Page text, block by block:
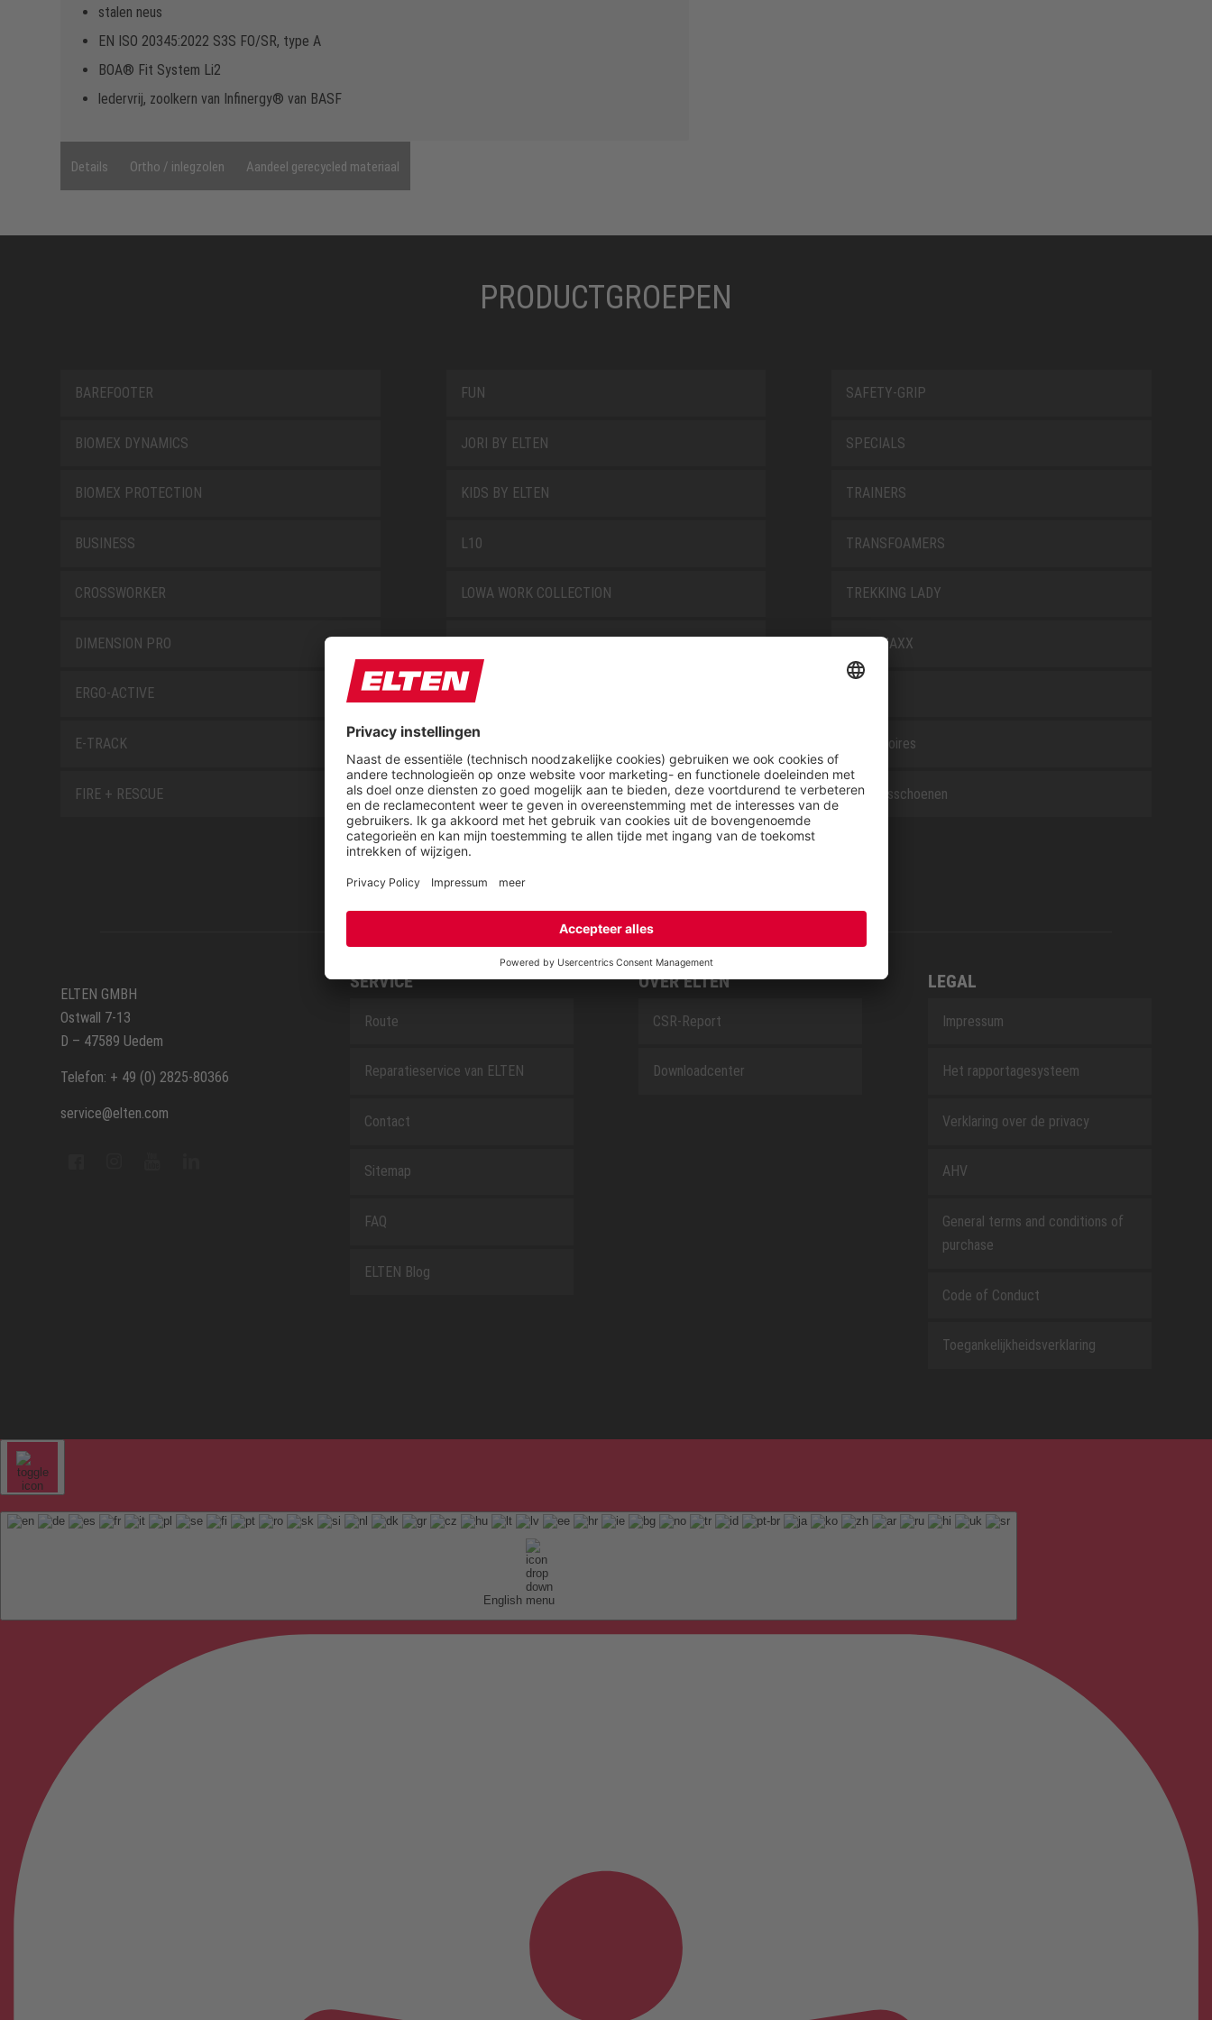
stalen neus
EN ISO 20345:2022 S3S FO/SR, type A
BOA® Fit System Li2
ledervrij, zoolkern van Infinergy® van BASF
Details Ortho / inlegzolen Aandeel gerecycled materiaal
PRODUCTGROEPEN
BAREFOOTER
BIOMEX DYNAMICS
BIOMEX PROTECTION
BUSINESS
CROSSWORKER
DIMENSION PRO
ERGO-ACTIVE
E-TRACK
FIRE + RESCUE
FUN
JORI BY ELTEN
KIDS BY ELTEN
L10
LOWA WORK COLLECTION
NEW CLASSICS
NOVA
RETRO
SAFEGUARD
SAFETY-GRIP
SPECIALS
TRAINERS
TRANSFOAMERS
TREKKING LADY
WELLMAXX
Accessoires
Beroepsschoenen
ELTEN GMBH
Ostwall 7-13
D – 47589 Uedem
Telefon: + 49 (0) 2825-80366
service@elten.com
SERVICE
Route
Reparatieservice van ELTEN
Contact
Sitemap
FAQ
ELTEN Blog
OVER ELTEN
CSR-Report
Downloadcenter
LEGAL
Impressum
Het rapportagesysteem
Verklaring over de privacy
AHV
General terms and conditions of
purchase
Code of Conduct
Toegankelijkheidsverklaring
English